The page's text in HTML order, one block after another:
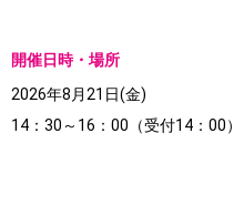
開催日時・場所
2026年8月21日(金)
14：30～16：00（受付14：00）